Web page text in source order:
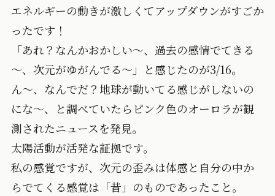
エネルギーの動きが激しくてアップダウンがすごか
ったです！
「あれ？なんかおかしい～、過去の感情でてきる
～、次元がゆがんでる～」と感じたのが3/16。
ん～、なんでだ？地球が動いてる感じがしないの
にな～、と調べていたらピンク色のオーロラが観
測されたニュースを発見。
太陽活動が活発な証拠です。
私の感覚ですが、次元の歪みは体感と自分の中か
らでてくる感覚は「昔」のものであったこと。